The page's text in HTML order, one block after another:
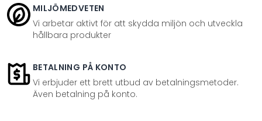
MILJÖMEDVETEN
Vi arbetar aktivt för att skydda miljön och utveckla
hållbara produkter
BETALNING PÅ KONTO
Vi erbjuder ett brett utbud av betalningsmetoder.
Även betalning på konto.